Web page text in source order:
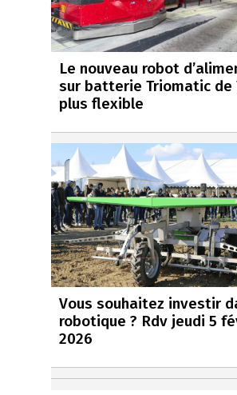
Le nouveau robot
sur batterie Triomatic de
plus flexible
Vous souhaitez investir
robotique ? Rdv jeudi 5
2026